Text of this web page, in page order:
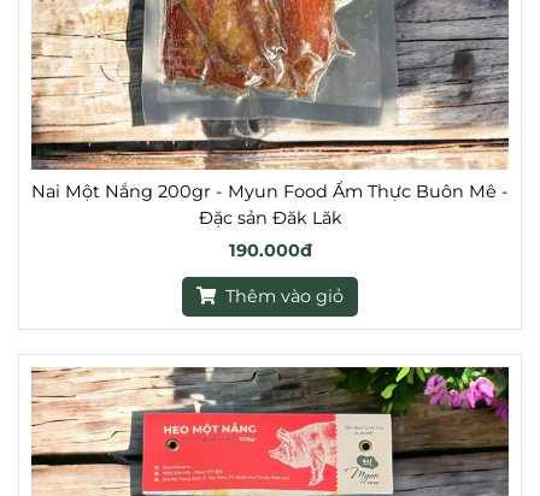
Nai Một Nắng 200gr - Myun Food Ẩm Thực Buôn Mê -
Đặc sản Đăk Lăk
190.000đ
Thêm vào giỏ